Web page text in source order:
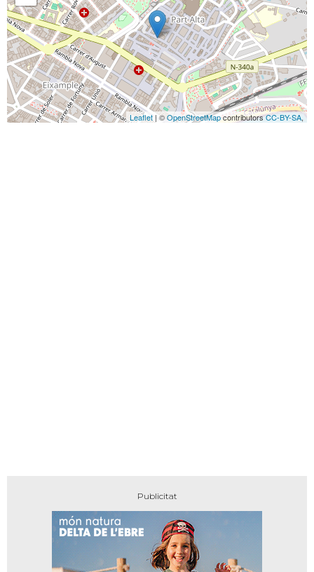
Leaflet | ©OpenStreetMapcontributorsCC-BY-SA,